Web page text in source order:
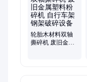
轮胎木材料双轴
撕碎机 废旧金属